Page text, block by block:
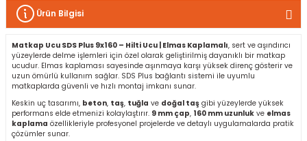
Ürün Bilgisi
Matkap Ucu SDS Plus 9x160 – Hilti Ucu | Elmas Kaplamalı, sert ve aşındırıcı
yüzeylerde delme işlemleri için özel olarak geliştirilmiş dayanıklı bir matkap
ucudur. Elmas kaplaması sayesinde aşınmaya karşı yüksek direnç gösterir ve
uzun ömürlü kullanım sağlar. SDS Plus bağlantı sistemi ile uyumlu
matkaplarda güvenli ve hızlı montaj imkanı sunar.
Keskin uç tasarımı, beton, taş, tuğla ve doğal taş gibi yüzeylerde yüksek
performans elde etmenizi kolaylaştırır. 9 mm çap, 160 mm uzunluk ve elmas
kaplama özellikleriyle profesyonel projelerde ve detaylı uygulamalarda pratik
çözümler sunar.